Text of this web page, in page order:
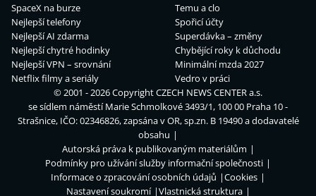
SpaceX na burze
Nejlepší telefony
Nejlepší AI zdarma
Nejlepší chytré hodinky
Nejlepší VPN – srovnání
Netflix filmy a seriály
Temu a clo
Spořicí účty
Superdávka – změny
Chybějící roky k důchodu
Minimální mzda 2027
Vedro v práci
© 2001 - 2026 CopyrightCZECH NEWS CENTER a.s.
se sídlem náměstí Marie Schmolkové 3493/1, 100 00 Praha 10 -
Strašnice, IČO: 02346826, zapsána v OR, sp.zn. B 19490 a dodavatelé
obsahu
Autorská práva k publikovaným materiálům
Podmínky pro užívání služby informační společnosti
Informace o zpracování osobních údajů
Cookies
Nastavení soukromí
Vlastnická struktura